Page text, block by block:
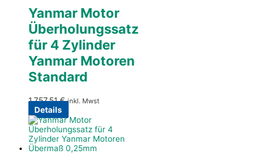
Yanmar Motor
Überholungssatz
für 4 Zylinder
Yanmar Motoren
Standard
1.757,51€ inkl. Mwst
Details